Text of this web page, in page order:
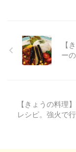
【
ー
【きょうの料理
レシピ。強火で